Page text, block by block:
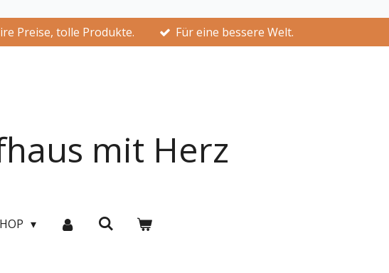
Preise, tolle Produkte. Für eine bessere Welt.
mit Herz